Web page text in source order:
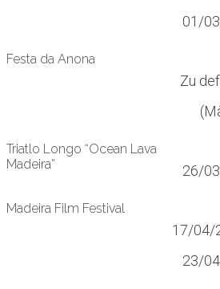
01/
Festa da Anona
Zu
Triatlo Longo “Ocean Lava
Madeira”
26/
Madeira Film Festival
17/04/
23/